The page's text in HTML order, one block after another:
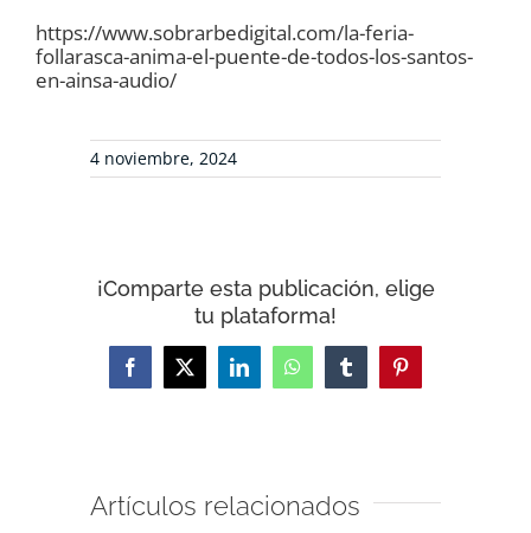
https://www.sobrarbedigital.com/la-feria-
follarasca-anima-el-puente-de-todos-los-santos-
en-ainsa-audio/
4 noviembre, 2024
¡Comparte esta publicación, elige
tu plataforma!
Facebook
X LinkedInWhatsAppTumblrPinterest
Artículos relacionados